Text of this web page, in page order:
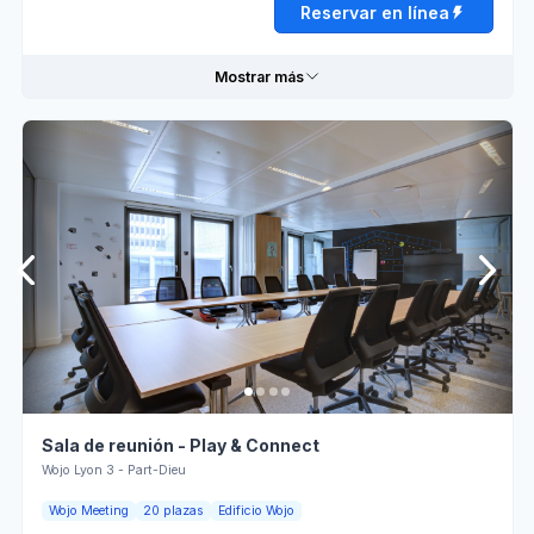
08:30 - 12:00 12:00 - 18:30
08:30 - 12:00
Miércoles
08:30 - 12:00 12:00 - 18:30
Viernes 08:30 - 12:00 12:00 - 18:00
Sábado Cerrado
Domingo Cerrado
Reservar en línea
Reservar en línea
Mostrar más
Informaciones prácticas
Enchufes
Mesas
rectangulares
Papelógrafo Wi-Fi
Mobiliario
modular
Personnel
d'accueil
Lumière
Aire
Pantalla
Sala de reunión - Play & Connect
Wojo Lyon 3 - Part-Dieu
Wojo Meeting 20 plazas Edificio Wojo